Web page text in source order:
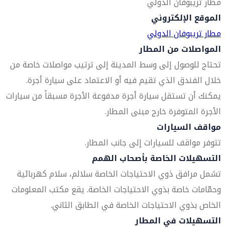
الموقع الإلكتروني
مطار تريبوفان الدولي
المواصلات من المطار
تحتاج للوصول إلى وسط المدينة إلى ترتيب مواصلات خاصة من
خلال الفندق الذي تقيم فيه أو الاعتماد على سيارة أجرة.
يمكنك أن تستقل سيارة أجرة مدفوعة الأجرة مسبقاً من سيارات
الأجرة المتوفرة خارج مبنى المطار.
مواقف السيارات
تتوفر مواقف للسيارات إلى جانب المطار.
التسهيلات الخاصة بأصحاب الهمم
تشمل مرافق ذوي الاحتياجات الخاصة سلالم، سلام كهربائية
وحمّامات خاصة بذوي الاحتياجات الخاصة. يقع مكتب المعلومات
الخاص بذوي الاحتياجات الخاصة في الطابق الثاني.
التسهيلات في المطار